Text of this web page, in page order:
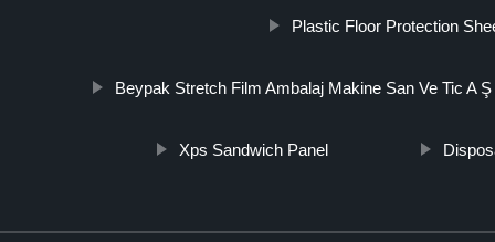
Plastic Floor Protection
Beypak Stretch Film Ambalaj Makine San Ve Tic A Ş
Xps Sandwich Panel